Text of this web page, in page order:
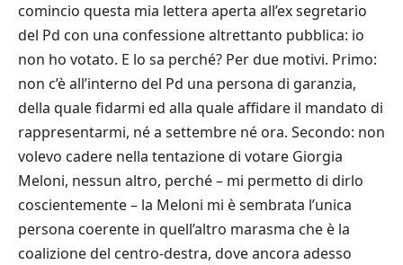
comincio questa mia lettera aperta all’ex segretario
del Pd con una confessione altrettanto pubblica: io
non ho votato. E lo sa perché? Per due motivi. Primo:
non c’è all’interno del Pd una persona di garanzia,
della quale fidarmi ed alla quale affidare il mandato di
rappresentarmi, né a settembre né ora. Secondo: non
volevo cadere nella tentazione di votare Giorgia
Meloni, nessun altro, perché – mi permetto di dirlo
coscientemente – la Meloni mi è sembrata l’unica
persona coerente in quell’altro marasma che è la
coalizione del centro-destra, dove ancora adesso